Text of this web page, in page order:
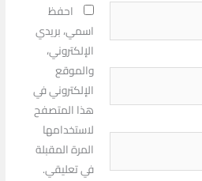
احفظ
اسمي، بريدي
الإلكتروني،
والموقع
الإلكتروني في
هذا المتصفح
لاستخدامها
المرة المقبلة
في تعليقي.